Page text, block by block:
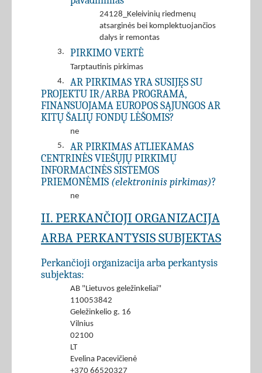
24128_Keleivinių riedmenų
atsarginės bei komplektuojančios
dalys ir remontas
3.
PIRKIMO VERTĖ
Tarptautinis pirkimas
4.
AR PIRKIMAS YRA SUSIJĘS SU
PROJEKTU IR/ARBA PROGRAMA,
FINANSUOJAMA EUROPOS SĄJUNGOS AR
KITŲ ŠALIŲ FONDŲ LĖŠOMIS?
ne
5.
AR PIRKIMAS ATLIEKAMAS
CENTRINĖS VIEŠŲJŲ PIRKIMŲ
INFORMACINĖS SISTEMOS
PRIEMONĖMIS (elektroninis pirkimas)?
ne
II. PERKANČIOJI ORGANIZACIJA
ARBA PERKANTYSIS SUBJEKTAS
Perkančioji organizacija arba perkantysis
subjektas:
AB "Lietuvos geležinkeliai"
110053842
Geležinkelio g. 16
Vilnius
02100
LT
Evelina Pacevičienė
+370 66520327